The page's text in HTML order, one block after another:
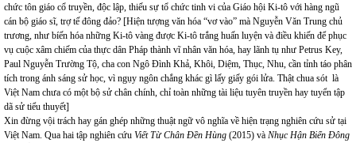
chức tôn giáo cổ truyền, độc lập, thiếu sự tổ chức tinh vi của Giáo hội Ki-tô với hàng ngũ
cán bộ giáo sĩ, trợ tế đông đảo? [Hiện tượng văn hóa “vơ vào” mà Nguyễn Văn Trung chủ
trương, như bíến hóa những Ki-tô vàng được Ki-tô trắng huấn luyện và điều khiến để phục
vụ cuộc xâm chiếm của thực dân Pháp thành vĩ nhân văn hóa, hay lãnh tụ như Petrus Key,
Paul Nguyễn Trường Tộ, cha con Ngô Đình Khả, Khôi, Diệm, Thục, Nhu, cần tỉnh táo phân
tích trong ánh sáng sử học, vì ngụy ngôn chắng khác gì lấy giấy gói lửa. Thật chua sót là
Việt Nam chưa có một bộ sử chân chính, chỉ toàn những tài liệu tuyên truyền hay tuyển tập
dã sử tiểu thuyết]
Xin đừng vội trách hay gán ghép những thuật ngữ vô nghĩa về hiện trạng nghiên cứu sử tại
Việt Nam. Qua hai tập nghiên cứu Viết Từ Chân Đền Hùng (2015) và Nhục Hận Biển Đông